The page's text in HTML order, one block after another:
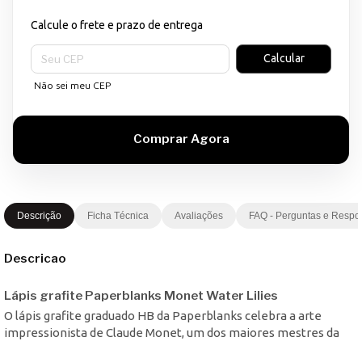
Calcule o frete e prazo de entrega
Entregas para o CEP:
Calcular
Não sei meu CEP
Descrição Ficha Técnica Avaliações FAQ - Perguntas e
Descricao
Lápis grafite Paperblanks Monet Water Lilies
O lápis grafite graduado HB da Paperblanks celebra a arte
impressionista de Claude Monet, um dos maiores mestres da